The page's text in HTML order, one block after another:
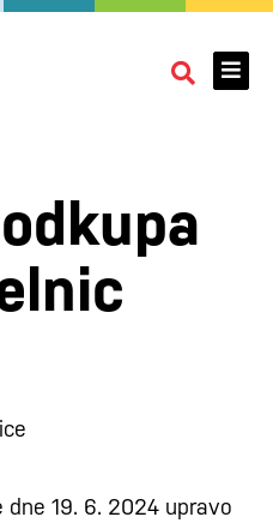
dne 19. 6. 2024 upravo